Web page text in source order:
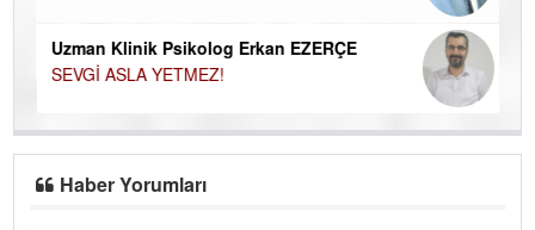
Uzman Klinik Psikolog Erkan EZERÇE
SEVGİ ASLA YETMEZ!
Haber Yorumları